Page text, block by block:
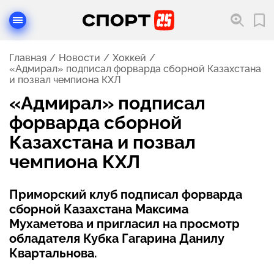
Главная Новости
Хоккей
«Адмирал» подписал форварда сборной Казахстана
и позвал чемпиона КХЛ
«Адмирал» подписал
форварда сборной
Казахстана и позвал
чемпиона КХЛ
Приморский клуб подписал форварда
сборной Казахстана Максима
Мухаметова и пригласил на просмотр
обладателя Кубка Гагарина Данилу
Квартальнова.